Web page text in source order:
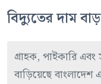
বিদ্যুতের দাম
গ্রাহক, পাইকারি এবং
বাড়িয়েছে